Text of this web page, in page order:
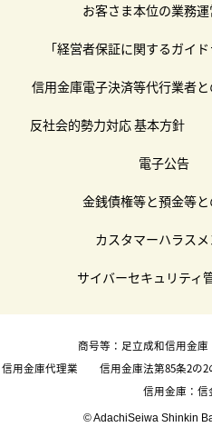
お客さま本位の業務
「経営者保証に関するガイ
信用金庫電子決済等代行業者
反社会的勢力対応 基本方針
電子公告
金銭債権等と預金等
カスタマーハラス
サイバーセキュリティ
商号等：足立成和信用金
信用金庫代理業 信用金庫法第85条2の2
信用金庫：信
© AdachiSeiwa Shinkin